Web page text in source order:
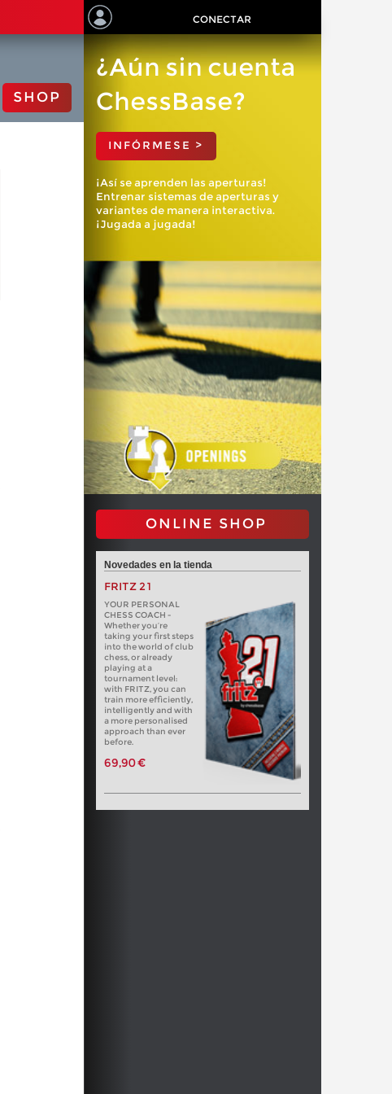
CONECTAR
SHOP
¿Aún sin cuenta
ChessBase?
INFÓRMESE >
¡Así se aprenden las aperturas!
Entrenar sistemas de aperturas y
variantes de manera interactiva.
¡Jugada a jugada!
ONLINE SHOP
Novedades en la tienda
FRITZ 21
YOUR PERSONAL
CHESS COACH -
Whether you’re
taking your first steps
into the world of club
chess, or already
playing at a
tournament level:
with FRITZ, you can
train more efficiently,
intelligently and with
a more personalised
approach than ever
before.
69,90 €